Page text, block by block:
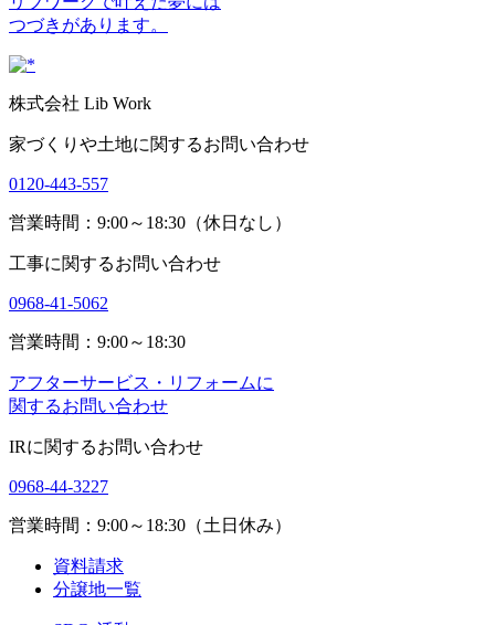
つづきがあります。
株式会社 Lib Work
家づくりや土地に関するお問い合わせ
0120-443-557
営業時間：9:00～18:30（休日なし）
工事に関するお問い合わせ
0968-41-5062
営業時間：9:00～18:30
アフターサービス・リフォームに
関するお問い合わせ
IRに関するお問い合わせ
0968-44-3227
営業時間：9:00～18:30（土日休み）
資料請求
分譲地一覧